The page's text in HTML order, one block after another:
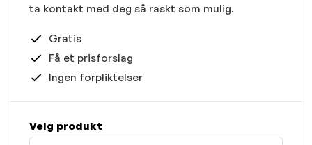
ta kontakt med deg så raskt som mulig.
Gratis
Få et prisforslag
Ingen forpliktelser
Velg produkt